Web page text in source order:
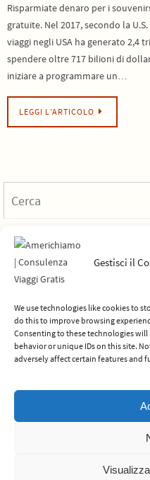
Gestisci il
We use technologies like cookies to
do this to improve browsing
Consenting to these technologies
behavior or unique IDs on this site.
adversely affect certain features and
Risparmiate denaro per i
gratuite. Nel 2017, secondo la
viaggi negli USA ha generato 2,4
spendere oltre 717 bilioni di
iniziare a programmare un…
LEGGI L’ARTICOLO
In esclusiva
© 2012-2026 Americhiamo -
del